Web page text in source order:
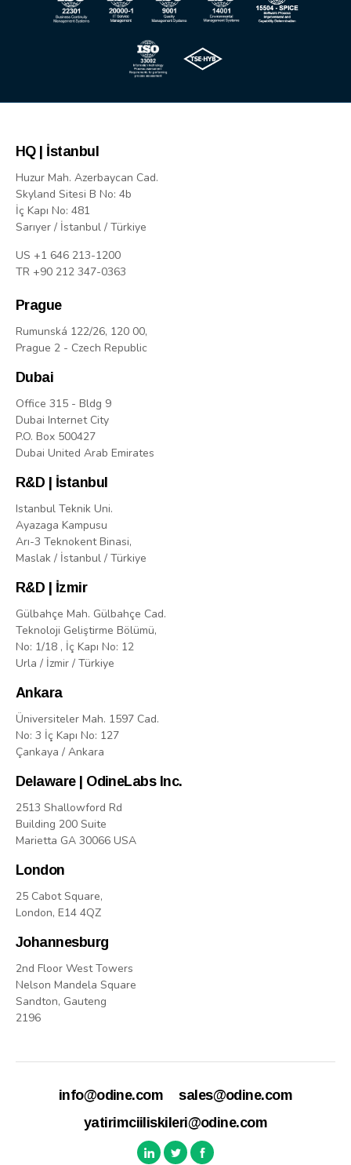
HQ | İstanbul
Huzur Mah. Azerbaycan Cad.
Skyland Sitesi B No: 4b
İç Kapı No: 481
Sarıyer / İstanbul / Türkiye
US +1 646 213-1200
TR +90 212 347-0363
Prague
Rumunská 122/26, 120 00,
Prague 2 - Czech Republic
Dubai
Office 315 - Bldg 9
Dubai Internet City
P.O. Box 500427
Dubai United Arab Emirates
R&D | İstanbul
Istanbul Teknik Uni.
Ayazaga Kampusu
Arı-3 Teknokent Binasi,
Maslak / İstanbul / Türkiye
R&D | İzmir
Gülbahçe Mah. Gülbahçe Cad.
Teknoloji Geliştirme Bölümü,
No: 1/18 , İç Kapı No: 12
Urla / İzmir / Türkiye
Ankara
Üniversiteler Mah. 1597 Cad.
No: 3 İç Kapı No: 127
Çankaya / Ankara
Delaware | OdineLabs Inc.
2513 Shallowford Rd
Building 200 Suite
Marietta GA 30066 USA
London
25 Cabot Square,
London, E14 4QZ
Johannesburg
2nd Floor West Towers
Nelson Mandela Square
Sandton, Gauteng
2196
info@odine.com
sales@odine.com
yatirimciiliskileri@odine.com